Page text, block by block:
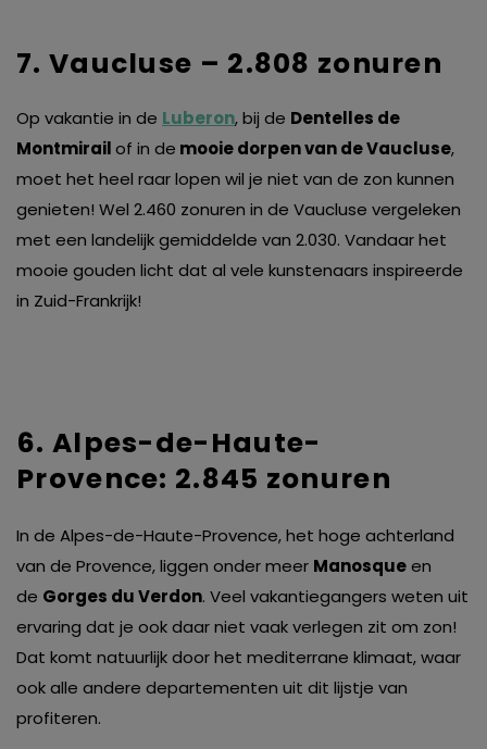
7. Vaucluse – 2.808 zonuren
Op vakantie in de Luberon, bij de Dentelles de
Montmirailof in de mooie dorpen van de Vaucluse,
moet het heel raar lopen wil je niet van de zon kunnen
genieten! Wel 2.460 zonuren in de Vaucluse vergeleken
met een landelijk gemiddelde van 2.030. Vandaar het
mooie gouden licht dat al vele kunstenaars inspireerde
in Zuid-Frankrijk!
6. Alpes-de-Haute-
Provence: 2.845 zonuren
In de Alpes-de-Haute-Provence, het hoge achterland
van de Provence, liggen onder meer Manosqueen
de Gorges du Verdon. Veel vakantiegangers weten uit
ervaring dat je ook daar niet vaak verlegen zit om zon!
Dat komt natuurlijk door het mediterrane klimaat, waar
ook alle andere departementen uit dit lijstje van
profiteren.